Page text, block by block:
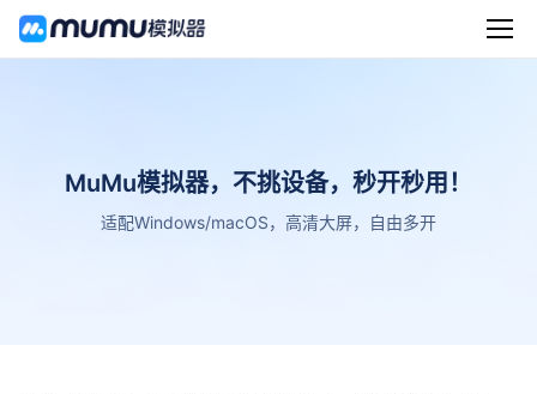
MuMu模拟器，不挑设备，秒开秒用！
适配Windows/macOS，高清大屏，自由多开